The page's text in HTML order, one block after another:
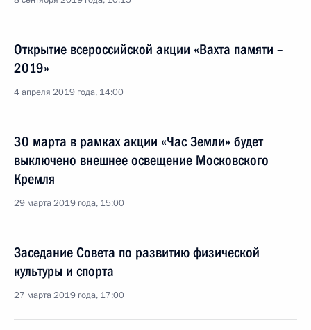
Открытие всероссийской акции «Вахта памяти –
2019»
4 апреля 2019 года, 14:00
30 марта в рамках акции «Час Земли» будет
выключено внешнее освещение Московского
Кремля
29 марта 2019 года, 15:00
Заседание Совета по развитию физической
культуры и спорта
27 марта 2019 года, 17:00